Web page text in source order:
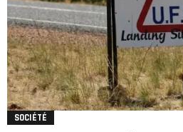
SOCIÉTÉ